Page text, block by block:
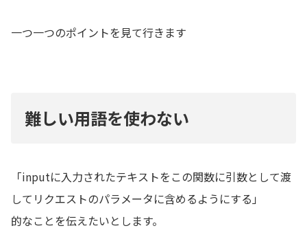
一つ一つのポイントを見て行きます
難しい用語を使わない
「inputに入力されたテキストをこの関数に引数として渡
してリクエストのパラメータに含めるようにする」
的なことを伝えたいとします。